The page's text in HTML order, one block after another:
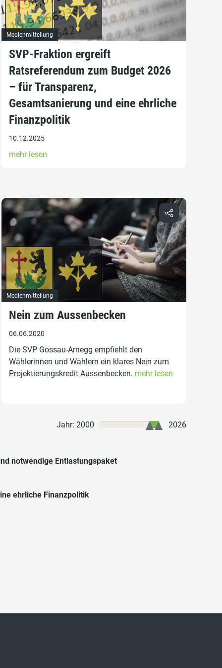
Medienmitteilung
SVP-Fraktion ergreift
Ratsreferendum zum Budget 2026
– für Transparenz,
Gesamtsanierung und eine ehrliche
Finanzpolitik
10.12.2025
mehr lesen
Medienmitteilung
Nein zum Aussenbecken
06.06.2020
Die SVP Gossau-Arnegg empfiehlt den
Wählerinnen und Wählern ein klares Nein zum
Projektierungskredit Aussenbecken. mehr lesen
Jahr: 2000 2026
notwendige Entlastungspaket
ehrliche Finanzpolitik